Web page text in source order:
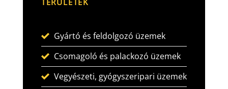
Gyártó és feldolgozó üzemek
Csomagoló és palackozó üzemek
Vegyészeti, gyógyszeripari üzemek